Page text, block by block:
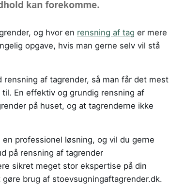
og hvor en rensning af tag er mere
opgave, hvis man gerne selv vil stå
af tagrender, så man får det mest
En effektiv og grundig rensning af
på huset, og at tagrenderne ikke
professionel løsning, og vil du gerne
på rensning af tagrender
sikret meget stor ekspertise på din
brug af stoevsugningaftagrender.dk.